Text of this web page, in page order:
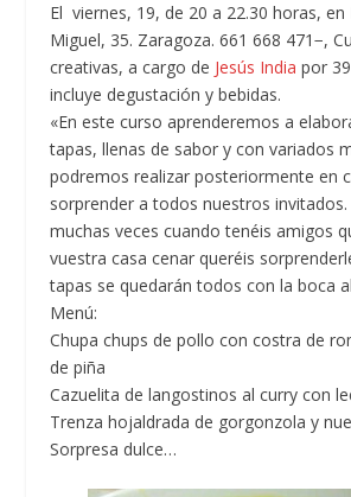
El viernes, 19, de 20 a 22.30 horas, en
Miguel, 35. Zaragoza. 661 668 471−,
creativas, a cargo de Jesús India por
incluye degustación y bebidas.
«En este curso aprenderemos a
tapas, llenas de sabor y con variados
podremos realizar posteriormente en
sorprender a todos nuestros invitados.
muchas veces cuando tenéis amigos
vuestra casa cenar queréis
tapas se quedarán todos con la boca
Menú:
Chupa chups de pollo con costra de
de piña
Cazuelita de langostinos al curry con
Trenza hojaldrada de gorgonzola y
Sorpresa dulce…